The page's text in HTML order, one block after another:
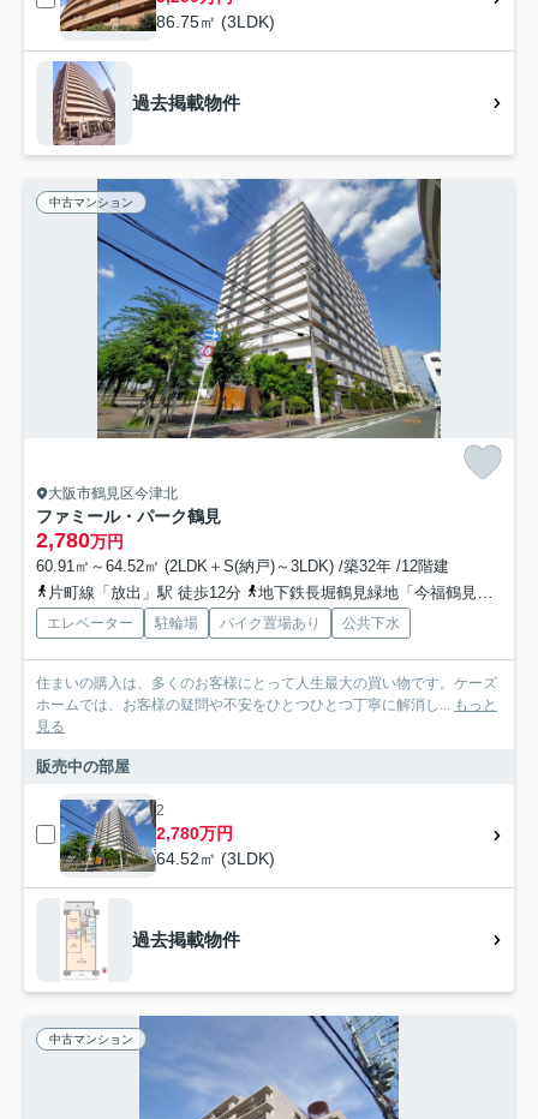
86.75㎡ (3LDK)
過去掲載物件
中古マンション
大阪市鶴見区今津北
ファミール・パーク鶴見
2,780万円
60.91㎡～64.52㎡ (2LDK＋S(納戸)～3LDK) /築32年 /12階建
片町線「放出」駅 徒歩12分
地下鉄長堀鶴見緑地「今福鶴見」駅 徒歩19分
エレベーター 駐輪場 バイク置場あり 公共下水
住まいの購入は、多くのお客様にとって人生最大の買い物です。ケーズ
ホームでは、お客様の疑問や不安をひとつひとつ丁寧に解消し...
もっと
見る
販売中の部屋
2
2,780万円
64.52㎡ (3LDK)
過去掲載物件
中古マンション